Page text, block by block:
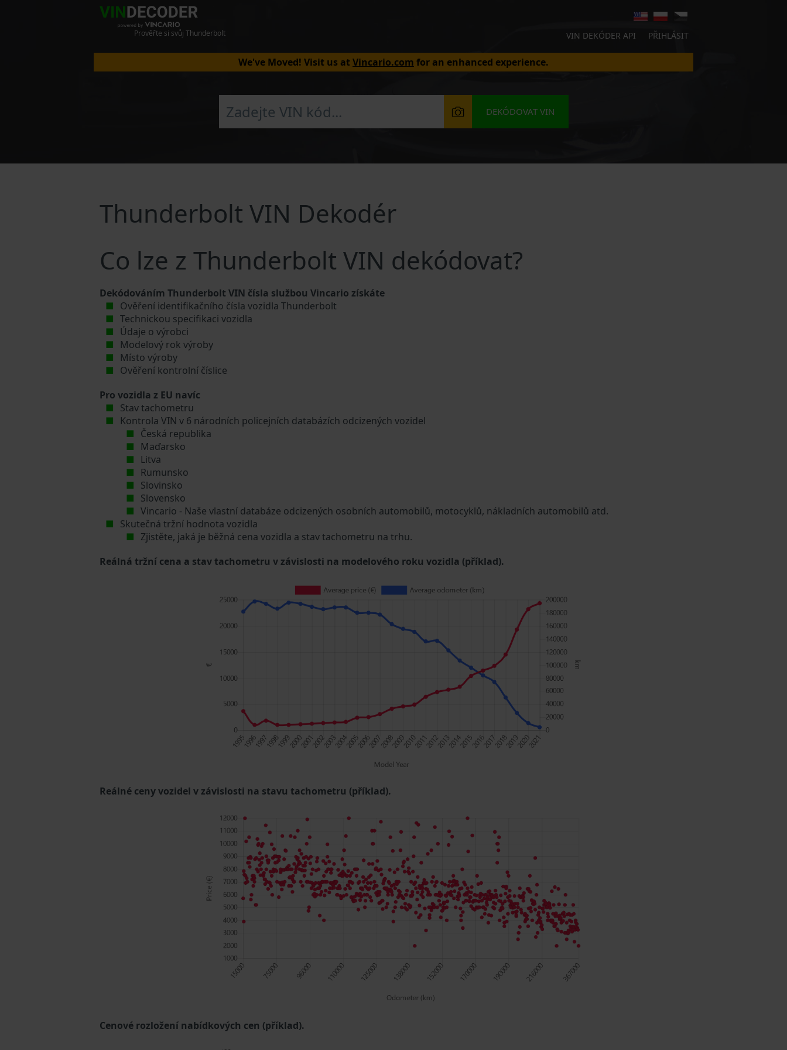
Prověřte si svůj Thunderbolt VIN DEKÓDER API PŘIHLÁSIT
We've Moved! Visit us atVincario.com for an enhanced experience.
DEKÓDOVAT VIN
Thunderbolt VIN Dekodér
Co lze z Thunderbolt VIN dekódovat?
Dekódováním Thunderbolt VIN čísla službou Vincario získáte
Ověření identifikačního čísla vozidla Thunderbolt
Technickou specifikaci vozidla
Údaje o výrobci
Modelový rok výroby
Místo výroby
Ověření kontrolní číslice
Pro vozidla z EU navíc
Stav tachometru
Kontrola VIN v 6 národních policejních databázích odcizených vozidel
Česká republika
Maďarsko
Litva
Rumunsko
Slovinsko
Slovensko
Vincario - Naše vlastní databáze odcizených osobních automobilů, motocyklů, nákladních automobilů atd.
Skutečná tržní hodnota vozidla
Zjistěte, jaká je běžná cena vozidla a stav tachometru na trhu.
Reálná tržní cena a stav tachometru v závislosti na modelového roku vozidla (příklad).
Reálné ceny vozidel v závislosti na stavu tachometru (příklad).
Cenové rozložení nabídkových cen (příklad).